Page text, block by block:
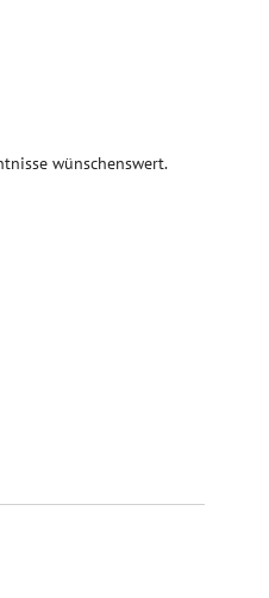
wünschenswert.